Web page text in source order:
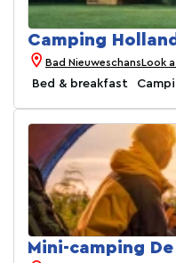
Camping
Bad NieuweschansLook
Bed & breakfast
Mini-camping